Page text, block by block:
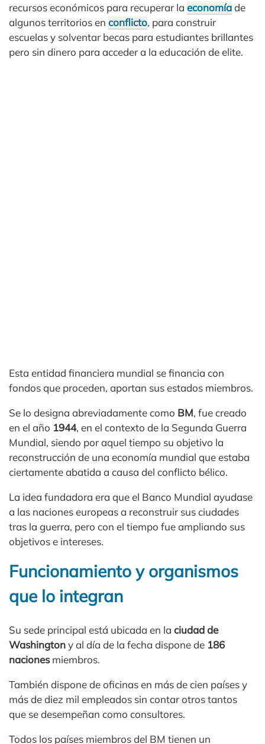
recursos económicos para recuperar la economíade
algunos territorios en conflicto, para construir
escuelas y solventar becas para estudiantes brillantes
pero sin dinero para acceder a la educación de elite.
Esta entidad financiera mundial se financia con
fondos que proceden, aportan sus estados miembros.
Se lo designa abreviadamente como BM, fue creado
en el año 1944, en el contexto de la Segunda Guerra
Mundial, siendo por aquel tiempo su objetivo la
reconstrucción de una economía mundial que estaba
ciertamente abatida a causa del conflicto bélico.
La idea fundadora era que el Banco Mundial ayudase
a las naciones europeas a reconstruir sus ciudades
tras la guerra, pero con el tiempo fue ampliando sus
objetivos e intereses.
Funcionamiento y organismos
que lo integran
Su sede principal está ubicada en la ciudad de
Washingtony al día de la fecha dispone de 186
nacionesmiembros.
También dispone de oficinas en más de cien países y
más de diez mil empleados sin contar otros tantos
que se desempeñan como consultores.
Todos los países miembros del BM tienen un